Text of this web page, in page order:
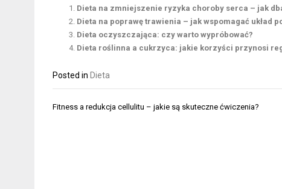
Dieta na zmniejszenie ryzyka choroby serca – jak
Dieta na poprawę trawienia – jak wspomagać układ
Dieta oczyszczająca: czy warto wypróbować?
Dieta roślinna a cukrzyca: jakie korzyści przynosi
Posted in Dieta
Nawigacja
Fitness a redukcja cellulitu – jakie są skuteczne ćwiczenia?